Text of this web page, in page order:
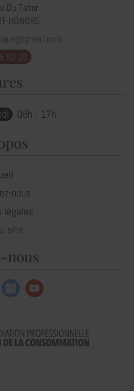
Du Tabor
HONORE
92 20
08h - 17h
nous
légales
site
nous